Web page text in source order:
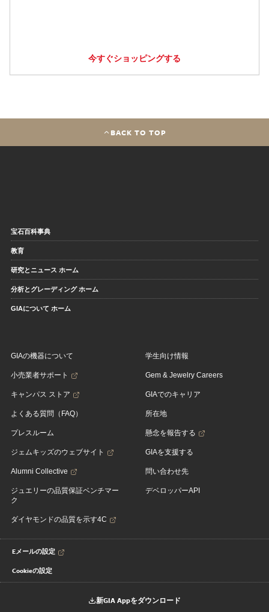
今すぐショッピングする
BACK TO TOP
宝石百科事典
教育
研究とニュース ホーム
分析とグレーディング ホーム
GIAについて ホーム
GIAの機器について
小売業者サポート
キャンパス ストア
よくある質問（FAQ）
プレスルーム
ジェムキッズのウェブサイト
Alumni Collective
ジュエリーの品質保証ベンチマー
ク
ダイヤモンドの品質を示す4C
学生向け情報
Gem & Jewelry Careers
GIAでのキャリア
所在地
懸念を報告する
GIAを支援する
問い合わせ先
デベロッパーAPI
Eメールの設定
Cookieの設定
新GIA Appをダウンロード